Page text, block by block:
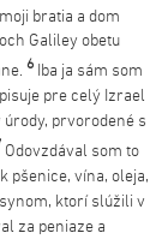
bratia a dom
Galiley obetu
6 Iba ja sám som
pre celý Izrael
prvorodené s
Odovzdával som to
pšenice, vína, oleja,
ktorí slúžili v
za peniaze a